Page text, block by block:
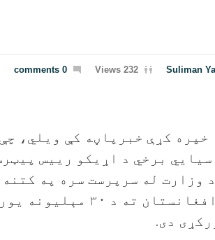
Suliman
232 Views
0 comments
خپره کړې خبرپاڼه کې ویلي،
برخي د اړیکو رییس
وزارت له سرپرست سره په کتنه
دغې ټولنې له خوا افغانستان ته د ۳۰
دی.